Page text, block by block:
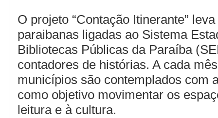
O projeto “Contação Itinerante”
paraibanas ligadas ao Sistema
Bibliotecas Públicas da Paraíba
contadores de histórias. A cada
municípios são contemplados com
como objetivo movimentar os
leitura e à cultura.